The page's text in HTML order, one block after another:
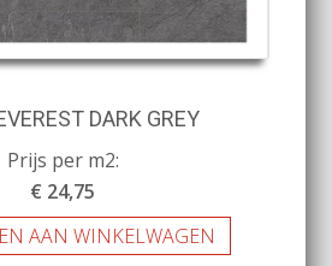
DARK GREY
Prijs per m2:
€ 24,75
AAN WINKELWAGEN